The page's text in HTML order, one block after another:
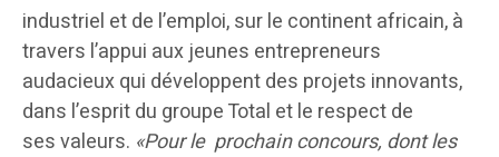
industriel et de l’emploi, sur le continent africain, à
travers l’appui aux jeunes entrepreneurs
audacieux qui développent des projets innovants,
dans l’esprit du groupe Total et le respect de
ses valeurs. «Pour le prochain concours, dont les